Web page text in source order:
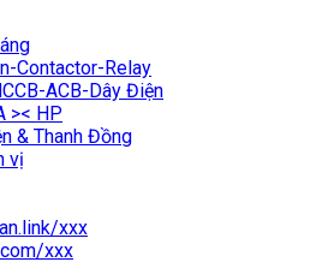
Contactor-Relay
ACB-Dây Điện
>< HP
& Thanh Đồng
vị
xxx
xxx